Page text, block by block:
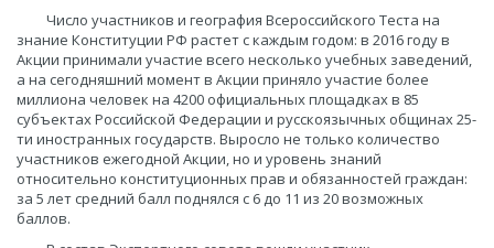
Число участников и география Всероссийского Теста на
знание Конституции РФ растет с каждым годом: в 2016 году в
Акции принимали участие всего несколько учебных заведений,
а на сегодняшний момент в Акции приняло участие более
миллиона человек на 4200 официальных площадках в 85
субъектах Российской Федерации и русскоязычных общинах 25-
ти иностранных государств. Выросло не только количество
участников ежегодной Акции, но и уровень знаний
относительно конституционных прав и обязанностей граждан:
за 5 лет средний балл поднялся с 6 до 11 из 20 возможных
баллов.